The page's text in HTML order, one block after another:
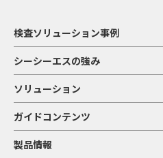
検査ソリューション事例
シーシーエスの強み
ソリューション
ガイドコンテンツ
製品情報